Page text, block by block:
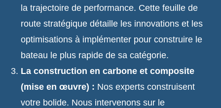
la trajectoire de performance. Cette feuille de
route stratégique détaille les innovations et les
optimisations à implémenter pour construire le
bateau le plus rapide de sa catégorie.
La construction en carbone et composite
(mise en œuvre) : Nos experts construisent
votre bolide. Nous intervenons sur le